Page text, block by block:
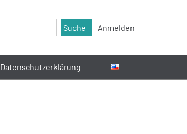
Suche Anmelden
Datenschutzerklärung